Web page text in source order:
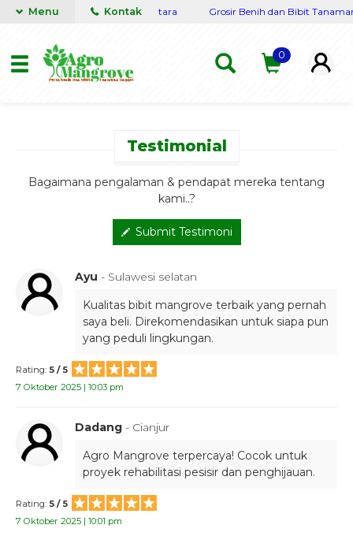
siap kirim seluruh Nusantara Grosir Benih dan Bibit
Menu Kontak
0
Testimonial
Bagaimana pengalaman & pendapat mereka tentang
kami..?
Submit Testimoni
Ayu - Sulawesi selatan
Kualitas bibit mangrove terbaik yang pernah
saya beli. Direkomendasikan untuk siapa pun
yang peduli lingkungan.
Rating: 5 / 5
7 Oktober 2025 | 10:03 pm
Dadang - Cianjur
Agro Mangrove terpercaya! Cocok untuk
proyek rehabilitasi pesisir dan penghijauan.
Rating: 5 / 5
7 Oktober 2025 | 10:01 pm